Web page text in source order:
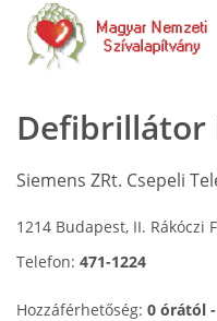
Defibrillátor
Siemens ZRt. Csepeli
1214 Budapest, II. Rákóczi
Telefon: 471-1224
Hozzáférhetőség: 0 órától